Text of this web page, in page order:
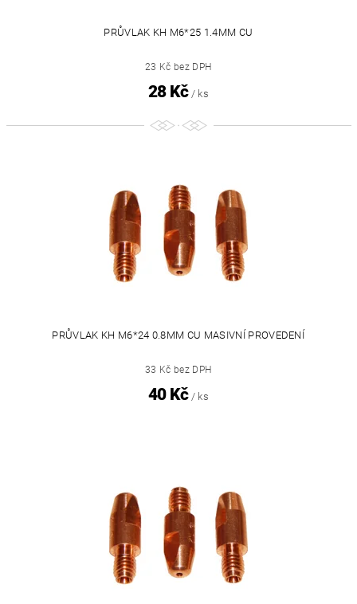
PRŮVLAK KH M6*25 1.4MM CU
23 Kč bez DPH
28 Kč / ks
PRŮVLAK KH M6*24 0.8MM CU MASIVNÍ PROVEDENÍ
33 Kč bez DPH
40 Kč / ks